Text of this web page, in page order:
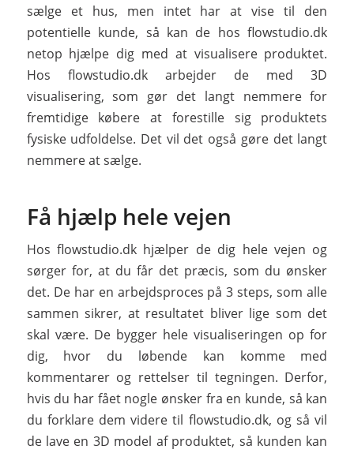
sælge et hus, men intet har at vise til den
potentielle kunde, så kan de hos flowstudio.dk
netop hjælpe dig med at visualisere produktet.
Hos flowstudio.dk arbejder de med 3D
visualisering, som gør det langt nemmere for
fremtidige købere at forestille sig produktets
fysiske udfoldelse. Det vil det også gøre det langt
nemmere at sælge.
Få hjælp hele vejen
Hos flowstudio.dk hjælper de dig hele vejen og
sørger for, at du får det præcis, som du ønsker
det. De har en arbejdsproces på 3 steps, som alle
sammen sikrer, at resultatet bliver lige som det
skal være. De bygger hele visualiseringen op for
dig, hvor du løbende kan komme med
kommentarer og rettelser til tegningen. Derfor,
hvis du har fået nogle ønsker fra en kunde, så kan
du forklare dem videre til flowstudio.dk, og så vil
de lave en 3D model af produktet, så kunden kan